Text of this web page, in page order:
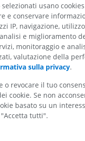
dito]
dita]
Cavallo - Denti
Illustrazioni
GRATUITO
selezionati usano
e conservare
IP, navigazione,
e miglioramento
monitoraggio e
valutazione della
sulla privacy.
o revocare il tuo
cookie. Se non
basato su un
tutti".